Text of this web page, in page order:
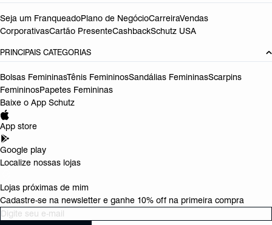
Seja um FranqueadoPlano de NegócioCarreiraVendas
CorporativasCartão PresenteCashbackSchutz USA
PRINCIPAIS CATEGORIAS
Bolsas FemininasTênis FemininosSandálias FemininasScarpins
FemininosPapetes Femininas
Baixe o App Schutz
App store
Google play
Localize nossas lojas
Lojas próximas de mim
Cadastre-se na newsletter e ganhe 10% off na primeira compra